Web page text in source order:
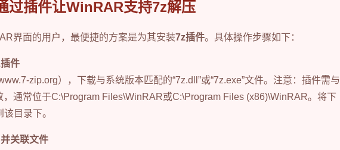
过插件让WinRAR支持7z解压
界面的用户，最便捷的方案是为其安装7z插件。具体操作步骤如下：
件
zip.org），下载与系统版本匹配的“7z.dll”或“7z.exe”文件。注意：插件需与
通常位于C:\Program Files\WinRAR或C:\Program Files (x86)\WinRAR。将下
目录下。
关联文件